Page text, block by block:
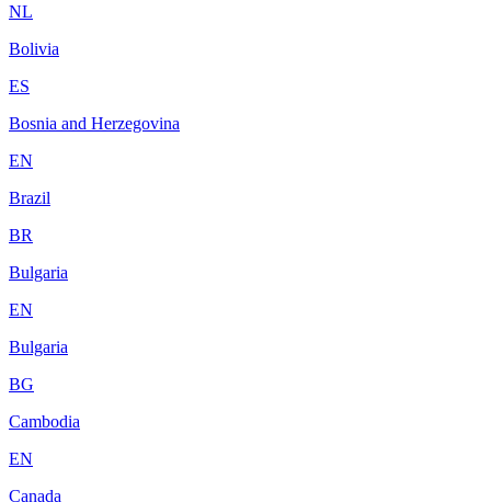
NL
Bolivia
ES
Bosnia and Herzegovina
EN
Brazil
BR
Bulgaria
EN
Bulgaria
BG
Cambodia
EN
Canada